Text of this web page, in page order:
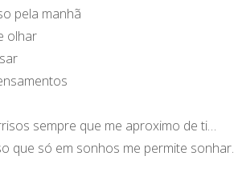
pela manhã
olhar
sempre que me aproximo de ti…
que só em sonhos me permite sonhar.